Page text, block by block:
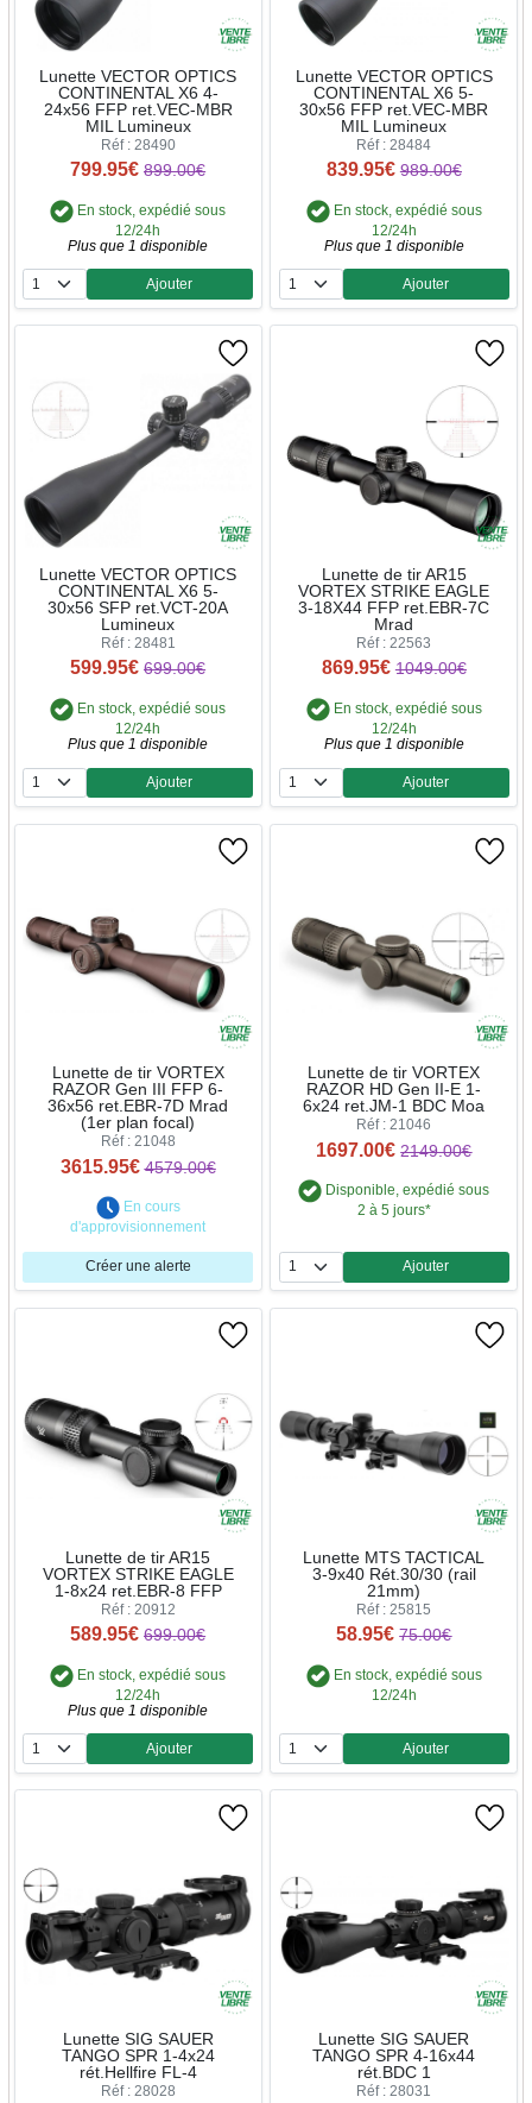
Lunette VECTOR OPTICS
CONTINENTAL X6 4-
24x56 FFP ret.VEC-MBR
MIL Lumineux
Réf : 28490
799.95€ 899.00€
En stock, expédié sous
12/24h
Plus que 1 disponible
Quantité
Ajouter
Lunette VECTOR OPTICS
CONTINENTAL X6 5-
30x56 FFP ret.VEC-MBR
MIL Lumineux
Réf : 28484
839.95€ 989.00€
En stock, expédié sous
12/24h
Plus que 1 disponible
Quantité
Ajouter
Lunette VECTOR OPTICS
CONTINENTAL X6 5-
30x56 SFP ret.VCT-20A
Lumineux
Réf : 28481
599.95€ 699.00€
En stock, expédié sous
12/24h
Plus que 1 disponible
Quantité
Ajouter
Lunette de tir AR15
VORTEX STRIKE EAGLE
3-18X44 FFP ret.EBR-7C
Mrad
Réf : 22563
869.95€ 1049.00€
En stock, expédié sous
12/24h
Plus que 1 disponible
Quantité
Ajouter
Lunette de tir VORTEX
RAZOR Gen III FFP 6-
36x56 ret.EBR-7D Mrad
(1er plan focal)
Réf : 21048
3615.95€ 4579.00€
En cours
d'approvisionnement
Créer une alerte
Lunette de tir VORTEX
RAZOR HD Gen II-E 1-
6x24 ret.JM-1 BDC Moa
Réf : 21046
1697.00€ 2149.00€
Disponible, expédié sous
2 à 5 jours*
Quantité
Ajouter
Lunette de tir AR15
VORTEX STRIKE EAGLE
1-8x24 ret.EBR-8 FFP
Réf : 20912
589.95€ 699.00€
En stock, expédié sous
12/24h
Plus que 1 disponible
Quantité
Ajouter
Lunette MTS TACTICAL
3-9x40 Rét.30/30 (rail
21mm)
Réf : 25815
58.95€ 75.00€
En stock, expédié sous
12/24h
Quantité
Ajouter
Lunette SIG SAUER
TANGO SPR 1-4x24
rét.Hellfire FL-4
Réf : 28028
Lunette SIG SAUER
TANGO SPR 4-16x44
rét.BDC 1
Réf : 28031